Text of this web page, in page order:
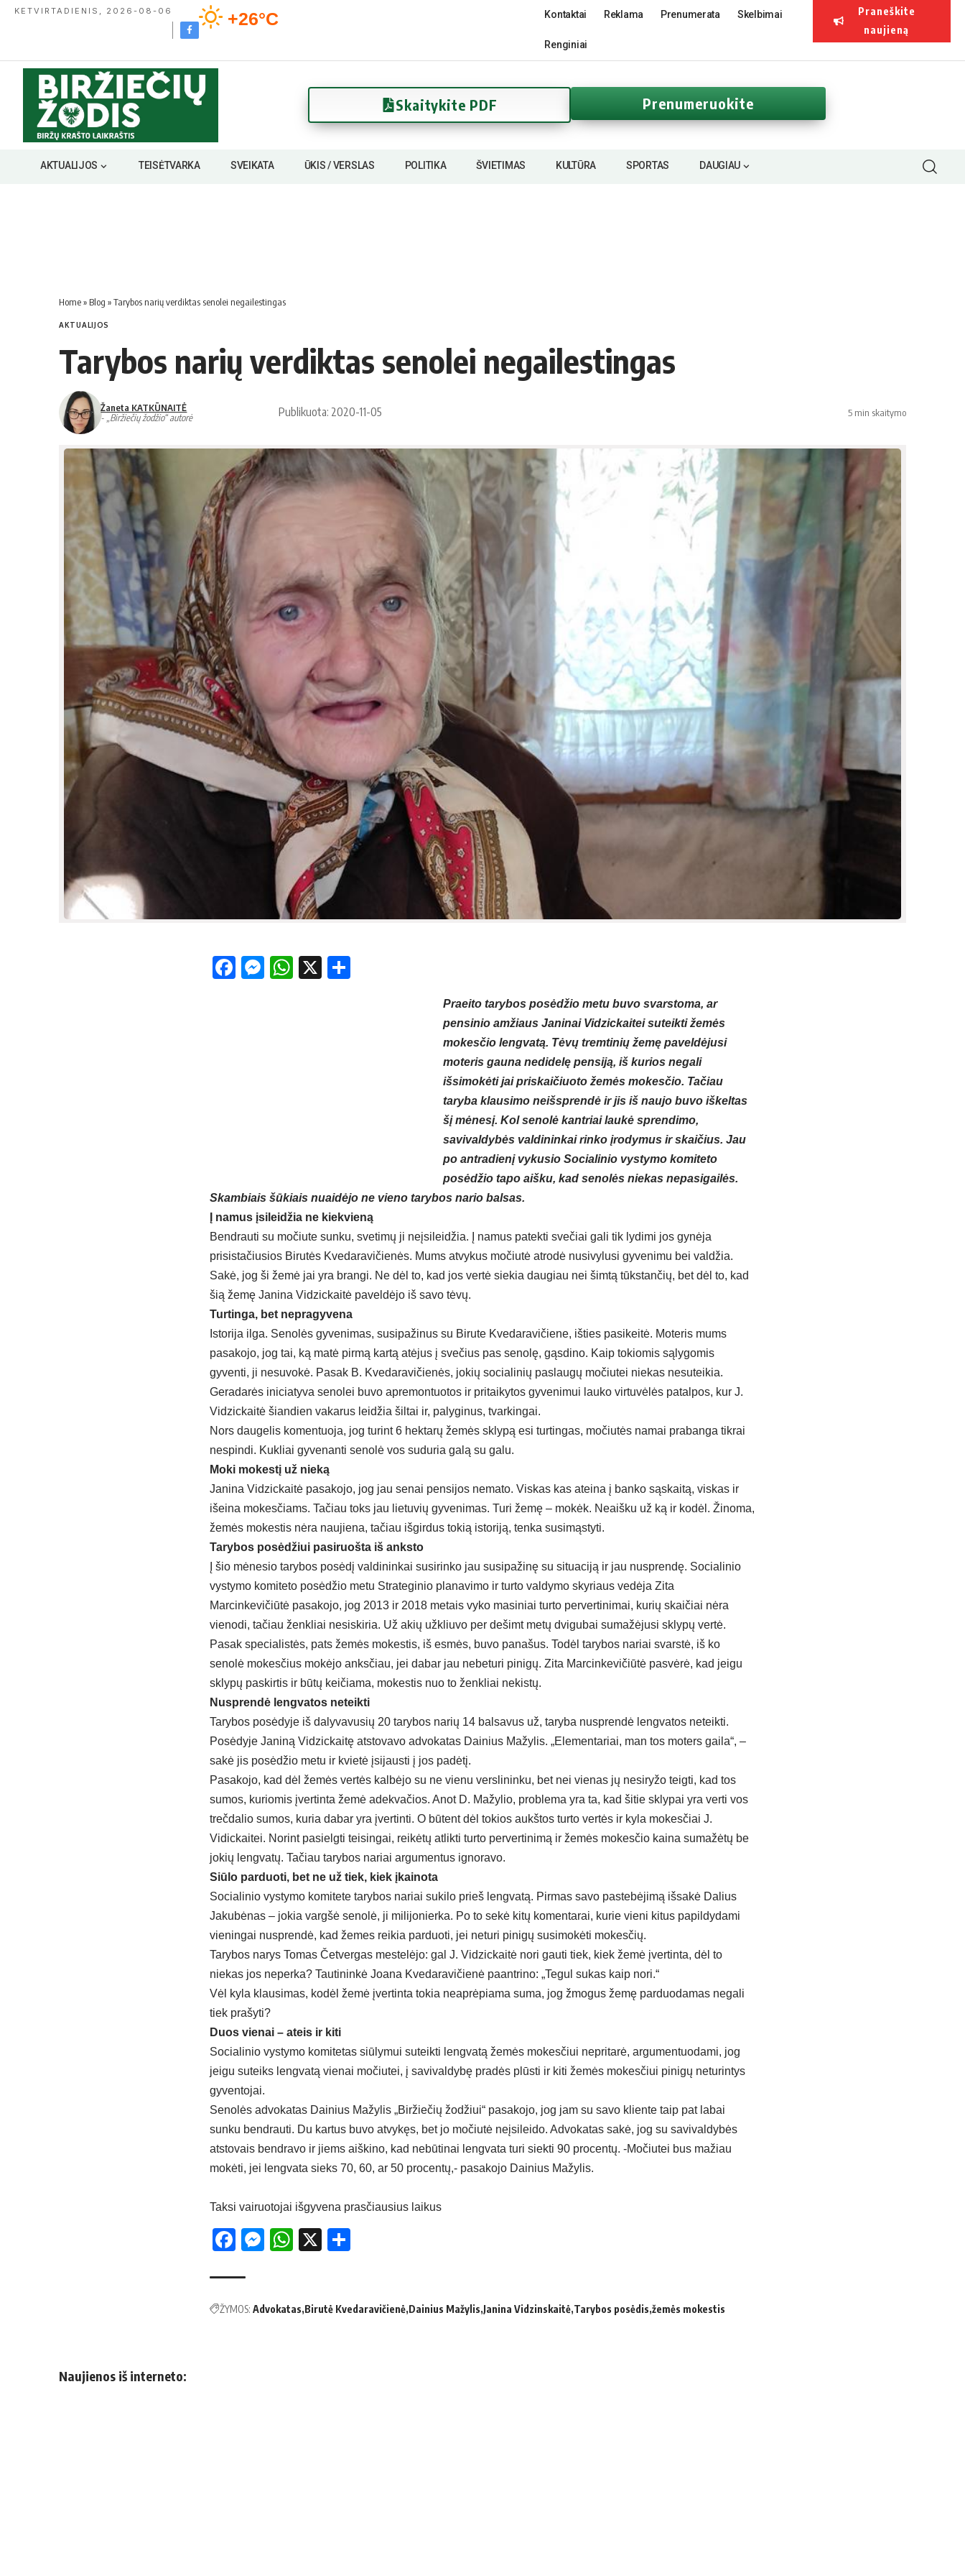
KETVIRTADIENIS, 2026-08-06 +26°C Kontaktai Reklama Prenumerata Skelbimai
Renginiai
Praneškite
naujieną
Skaitykite PDF Prenumeruokite
AKTUALIJOS TEISĖTVARKA SVEIKATA ŪKIS / VERSLAS POLITIKA ŠVIETIMAS KULTŪRA SPORTAS DAUGIAU
Home» Blog »Tarybos narių verdiktas senolei negailestingas
AKTUALIJOS
Tarybos narių verdiktas senolei negailestingas
Žaneta KATKŪNAITĖ
- „Biržiečių žodžio“ autorė
Publikuota: 2020-11-05 5 min skaitymo
Facebook
Messenger
WhatsApp
X
Praeito tarybos posėdžio metu buvo svarstoma, ar
pensinio amžiaus Janinai Vidzickaitei suteikti žemės
mokesčio lengvatą. Tėvų tremtinių žemę paveldėjusi
moteris gauna nedidelę pensiją, iš kurios negali
išsimokėti jai priskaičiuoto žemės mokesčio. Tačiau
taryba klausimo neišsprendė ir jis iš naujo buvo iškeltas
šį mėnesį. Kol senolė kantriai laukė sprendimo,
savivaldybės valdininkai rinko įrodymus ir skaičius. Jau
po antradienį vykusio Socialinio vystymo komiteto
posėdžio tapo aišku, kad senolės niekas nepasigailės.
Skambiais šūkiais nuaidėjo ne vieno tarybos nario balsas.
Į namus įsileidžia ne kiekvieną
Bendrauti su močiute sunku, svetimų ji neįsileidžia. Į namus patekti svečiai gali tik lydimi jos gynėja
prisistačiusios Birutės Kvedaravičienės. Mums atvykus močiutė atrodė nusivylusi gyvenimu bei valdžia.
Sakė, jog ši žemė jai yra brangi. Ne dėl to, kad jos vertė siekia daugiau nei šimtą tūkstančių, bet dėl to, kad
šią žemę Janina Vidzickaitė paveldėjo iš savo tėvų.
Turtinga, bet nepragyvena
Istorija ilga. Senolės gyvenimas, susipažinus su Birute Kvedaravičiene, išties pasikeitė. Moteris mums
pasakojo, jog tai, ką matė pirmą kartą atėjus į svečius pas senolę, gąsdino. Kaip tokiomis sąlygomis
gyventi, ji nesuvokė. Pasak B. Kvedaravičienės, jokių socialinių paslaugų močiutei niekas nesuteikia.
Geradarės iniciatyva senolei buvo apremontuotos ir pritaikytos gyvenimui lauko virtuvėlės patalpos, kur J.
Vidzickaitė šiandien vakarus leidžia šiltai ir, palyginus, tvarkingai.
Nors daugelis komentuoja, jog turint 6 hektarų žemės sklypą esi turtingas, močiutės namai prabanga tikrai
nespindi. Kukliai gyvenanti senolė vos suduria galą su galu.
Moki mokestį už nieką
Janina Vidzickaitė pasakojo, jog jau senai pensijos nemato. Viskas kas ateina į banko sąskaitą, viskas ir
išeina mokesčiams. Tačiau toks jau lietuvių gyvenimas. Turi žemę – mokėk. Neaišku už ką ir kodėl. Žinoma,
žemės mokestis nėra naujiena, tačiau išgirdus tokią istoriją, tenka susimąstyti.
Tarybos posėdžiui pasiruošta iš anksto
Į šio mėnesio tarybos posėdį valdininkai susirinko jau susipažinę su situaciją ir jau nusprendę. Socialinio
vystymo komiteto posėdžio metu Strateginio planavimo ir turto valdymo skyriaus vedėja Zita
Marcinkevičiūtė pasakojo, jog 2013 ir 2018 metais vyko masiniai turto pervertinimai, kurių skaičiai nėra
vienodi, tačiau ženkliai nesiskiria. Už akių užkliuvo per dešimt metų dvigubai sumažėjusi sklypų vertė.
Pasak specialistės, pats žemės mokestis, iš esmės, buvo panašus. Todėl tarybos nariai svarstė, iš ko
senolė mokesčius mokėjo anksčiau, jei dabar jau nebeturi pinigų. Zita Marcinkevičiūtė pasvėrė, kad jeigu
sklypų paskirtis ir būtų keičiama, mokestis nuo to ženkliai nekistų.
Nusprendė lengvatos neteikti
Tarybos posėdyje iš dalyvavusių 20 tarybos narių 14 balsavus už, taryba nusprendė lengvatos neteikti.
Posėdyje Janiną Vidzickaitę atstovavo advokatas Dainius Mažylis. „Elementariai, man tos moters gaila“, –
sakė jis posėdžio metu ir kvietė įsijausti į jos padėtį.
Pasakojo, kad dėl žemės vertės kalbėjo su ne vienu verslininku, bet nei vienas jų nesiryžo teigti, kad tos
sumos, kuriomis įvertinta žemė adekvačios. Anot D. Mažylio, problema yra ta, kad šitie sklypai yra verti vos
trečdalio sumos, kuria dabar yra įvertinti. O būtent dėl tokios aukštos turto vertės ir kyla mokesčiai J.
Vidickaitei. Norint pasielgti teisingai, reikėtų atlikti turto pervertinimą ir žemės mokesčio kaina sumažėtų be
jokių lengvatų. Tačiau tarybos nariai argumentus ignoravo.
Siūlo parduoti, bet ne už tiek, kiek įkainota
Socialinio vystymo komitete tarybos nariai sukilo prieš lengvatą. Pirmas savo pastebėjimą išsakė Dalius
Jakubėnas – jokia vargšė senolė, ji milijonierka. Po to sekė kitų komentarai, kurie vieni kitus papildydami
vieningai nusprendė, kad žemes reikia parduoti, jei neturi pinigų susimokėti mokesčių.
Tarybos narys Tomas Četvergas mestelėjo: gal J. Vidzickaitė nori gauti tiek, kiek žemė įvertinta, dėl to
niekas jos neperka? Tautininkė Joana Kvedaravičienė paantrino: „Tegul sukas kaip nori.“
Vėl kyla klausimas, kodėl žemė įvertinta tokia neaprėpiama suma, jog žmogus žemę parduodamas negali
tiek prašyti?
Duos vienai – ateis ir kiti
Socialinio vystymo komitetas siūlymui suteikti lengvatą žemės mokesčiui nepritarė, argumentuodami, jog
jeigu suteiks lengvatą vienai močiutei, į savivaldybę pradės plūsti ir kiti žemės mokesčiui pinigų neturintys
gyventojai.
Senolės advokatas Dainius Mažylis „Biržiečių žodžiui“ pasakojo, jog jam su savo kliente taip pat labai
sunku bendrauti. Du kartus buvo atvykęs, bet jo močiutė neįsileido. Advokatas sakė, jog su savivaldybės
atstovais bendravo ir jiems aiškino, kad nebūtinai lengvata turi siekti 90 procentų. -Močiutei bus mažiau
mokėti, jei lengvata sieks 70, 60, ar 50 procentų,- pasakojo Dainius Mažylis.
Taksi vairuotojai išgyvena prasčiausius laikus
Facebook
Messenger
WhatsApp
X
ŽYMOS: Advokatas Birutė Kvedaravičienė Dainius Mažylis Janina Vidzinskaitė Tarybos posėdis žemės mokestis
Naujienos iš interneto: